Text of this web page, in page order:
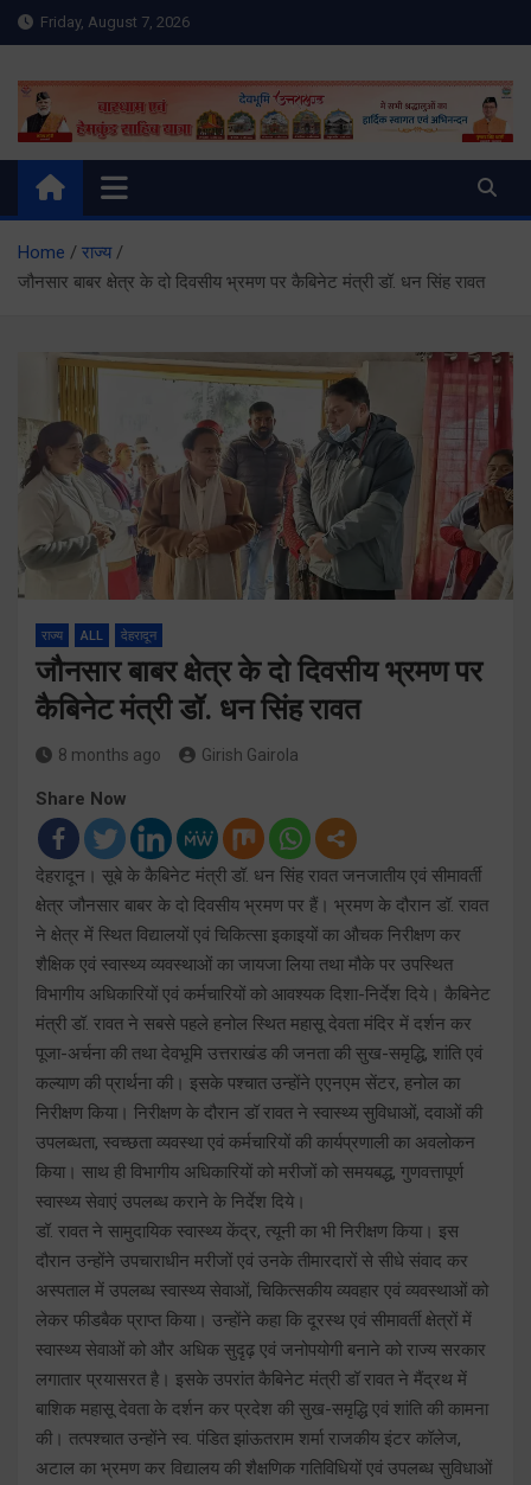
Skip
to
Friday, August 7, 2026
Meru Raibar | Uttarakhand
News | Uttarkashi News
meruraibar.com
Home
राज्य
जौनसार बाबर क्षेत्र के दो दिवसीय भ्रमण पर कैबिनेट मंत्री डॉ. धन सिंह रावत
राज्य ALL देहरादून
जौनसार बाबर क्षेत्र के दो दिवसीय भ्रमण पर
कैबिनेट मंत्री डॉ. धन सिंह रावत
8 months ago Girish Gairola
Share Now
देहरादून। सूबे के कैबिनेट मंत्री डॉ. धन सिंह रावत जनजातीय एवं सीमावर्ती
क्षेत्र जौनसार बाबर के दो दिवसीय भ्रमण पर हैं। भ्रमण के दौरान डॉ. रावत
ने क्षेत्र में स्थित विद्यालयों एवं चिकित्सा इकाइयों का औचक निरीक्षण कर
शैक्षिक एवं स्वास्थ्य व्यवस्थाओं का जायजा लिया तथा मौके पर उपस्थित
विभागीय अधिकारियों एवं कर्मचारियों को आवश्यक दिशा-निर्देश दिये। कैबिनेट
मंत्री डॉ. रावत ने सबसे पहले हनोल स्थित महासू देवता मंदिर में दर्शन कर
पूजा-अर्चना की तथा देवभूमि उत्तराखंड की जनता की सुख-समृद्धि, शांति एवं
कल्याण की प्रार्थना की। इसके पश्चात उन्होंने एएनएम सेंटर, हनोल का
निरीक्षण किया। निरीक्षण के दौरान डॉ रावत ने स्वास्थ्य सुविधाओं, दवाओं की
उपलब्धता, स्वच्छता व्यवस्था एवं कर्मचारियों की कार्यप्रणाली का अवलोकन
किया। साथ ही विभागीय अधिकारियों को मरीजों को समयबद्ध, गुणवत्तापूर्ण
स्वास्थ्य सेवाएं उपलब्ध कराने के निर्देश दिये।
डॉ. रावत ने सामुदायिक स्वास्थ्य केंद्र, त्यूनी का भी निरीक्षण किया। इस
दौरान उन्होंने उपचाराधीन मरीजों एवं उनके तीमारदारों से सीधे संवाद कर
अस्पताल में उपलब्ध स्वास्थ्य सेवाओं, चिकित्सकीय व्यवहार एवं व्यवस्थाओं को
लेकर फीडबैक प्राप्त किया। उन्होंने कहा कि दूरस्थ एवं सीमावर्ती क्षेत्रों में
स्वास्थ्य सेवाओं को और अधिक सुदृढ़ एवं जनोपयोगी बनाने को राज्य सरकार
लगातार प्रयासरत है। इसके उपरांत कैबिनेट मंत्री डॉ रावत ने मैंद्रथ में
बाशिक महासू देवता के दर्शन कर प्रदेश की सुख-समृद्धि एवं शांति की कामना
की। तत्पश्चात उन्होंने स्व. पंडित झांऊतराम शर्मा राजकीय इंटर कॉलेज,
अटाल का भ्रमण कर विद्यालय की शैक्षणिक गतिविधियों एवं उपलब्ध सुविधाओं